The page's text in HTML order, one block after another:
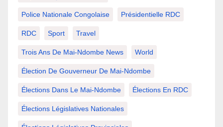
Police Nationale Congolaise Présidentielle RDC
RDC Sport Travel
Trois Ans De Mai-Ndombe News World
Élection De Gouverneur De Mai-Ndombe
Élections Dans Le Mai-Ndombe Élections En RDC
Élections Législatives Nationales